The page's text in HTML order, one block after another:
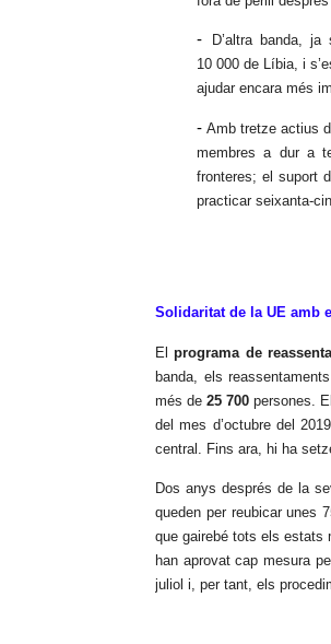
- D’altra banda, ja
10 000 de Líbia, i
ajudar encara més
- Amb tretze actius
membres a dur a
fronteres; el suport
practicar seixanta-
Solidaritat de la UE amb
Elprograma de
banda, els
més de25 700 persones.
del mes d’octubre del
central. Fins ara, hi ha
Dos anys després de la
queden per reubicar unes
que gairebé tots els estats
han aprovat cap mesura
juliol i, per tant, els